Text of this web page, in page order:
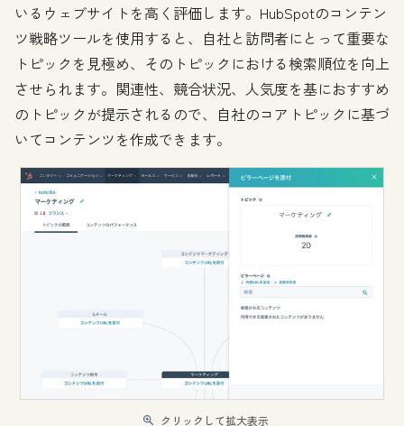
いるウェブサイトを高く評価します。HubSpotのコンテン
ツ戦略ツールを使用すると、自社と訪問者にとって重要な
トピックを見極め、そのトピックにおける検索順位を向上
させられます。関連性、競合状況、人気度を基におすすめ
のトピックが提示されるので、自社のコアトピックに基づ
いてコンテンツを作成できます。
クリックして拡大表示